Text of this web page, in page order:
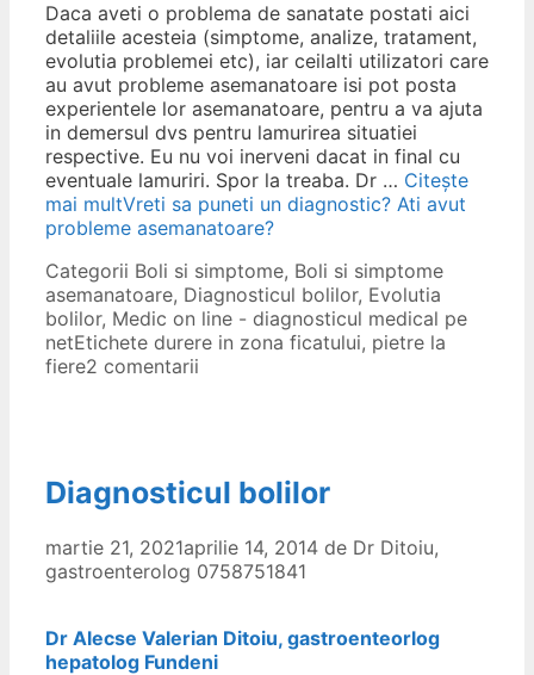
Daca aveti o problema de sanatate postati aici
detaliile acesteia (simptome, analize, tratament,
evolutia problemei etc), iar ceilalti utilizatori care
au avut probleme asemanatoare isi pot posta
experientele lor asemanatoare, pentru a va ajuta
in demersul dvs pentru lamurirea situatiei
respective. Eu nu voi inerveni dacat in final cu
eventuale lamuriri. Spor la treaba. Dr … Citește
mai multVreti sa puneti un diagnostic? Ati avut
probleme asemanatoare?
Categorii Boli si simptome, Boli si simptome
asemanatoare, Diagnosticul bolilor, Evolutia
bolilor, Medic on line - diagnosticul medical pe
netEtichete durere in zona ficatului, pietre la
fiere2 comentarii
Diagnosticul bolilor
martie 21, 2021aprilie 14, 2014 de Dr Ditoiu,
gastroenterolog 0758751841
Dr Alecse Valerian Ditoiu, gastroenteorlog
hepatolog Fundeni